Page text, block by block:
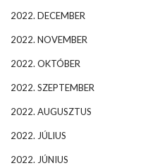
2022. DECEMBER
2022. NOVEMBER
2022. OKTÓBER
2022. SZEPTEMBER
2022. AUGUSZTUS
2022. JÚLIUS
2022. JÚNIUS